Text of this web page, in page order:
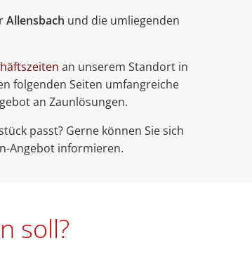
Allensbach und die umliegenden
an unserem Standort in
folgenden Seiten umfangreiche
an Zaunlösungen.
passt? Gerne können Sie sich
Angebot informieren.
soll?